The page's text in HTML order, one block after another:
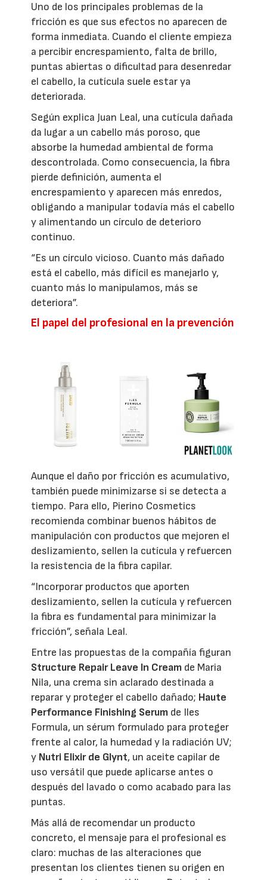
Uno de los principales problemas de la
fricción es que sus efectos no aparecen de
forma inmediata. Cuando el cliente empieza
a percibir encrespamiento, falta de brillo,
puntas abiertas o dificultad para desenredar
el cabello, la cutícula suele estar ya
deteriorada.
Según explica Juan Leal, una cutícula dañada
da lugar a un cabello más poroso, que
absorbe la humedad ambiental de forma
descontrolada. Como consecuencia, la fibra
pierde definición, aumenta el
encrespamiento y aparecen más enredos,
obligando a manipular todavía más el cabello
y alimentando un círculo de deterioro
continuo.
“Es un círculo vicioso. Cuanto más dañado
está el cabello, más difícil es manejarlo y,
cuanto más lo manipulamos, más se
deteriora”.
El papel del profesional en la prevención
Aunque el daño por fricción es acumulativo,
también puede minimizarse si se detecta a
tiempo. Para ello, Pierino Cosmetics
recomienda combinar buenos hábitos de
manipulación con productos que mejoren el
deslizamiento, sellen la cutícula y refuercen
la resistencia de la fibra capilar.
“Incorporar productos que aporten
deslizamiento, sellen la cutícula y refuercen
la fibra es fundamental para minimizar la
fricción”, señala Leal.
Entre las propuestas de la compañía figuran
Structure Repair Leave In Cream de Maria
Nila, una crema sin aclarado destinada a
reparar y proteger el cabello dañado; Haute
Performance Finishing Serum de Iles
Formula, un sérum formulado para proteger
frente al calor, la humedad y la radiación UV;
y Nutri Elixir de Glynt, un aceite capilar de
uso versátil que puede aplicarse antes o
después del lavado o como acabado para las
puntas.
Más allá de recomendar un producto
concreto, el mensaje para el profesional es
claro: muchas de las alteraciones que
presentan los clientes tienen su origen en